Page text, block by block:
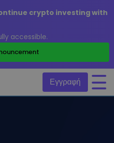
crypto investing with
accessible.
Εγγραφή
/